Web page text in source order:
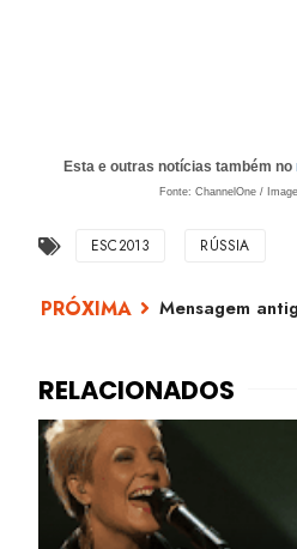
Esta e outras notícias também no
Fonte: ChannelOne /
ESC2013 RÚSSIA
Mensagem